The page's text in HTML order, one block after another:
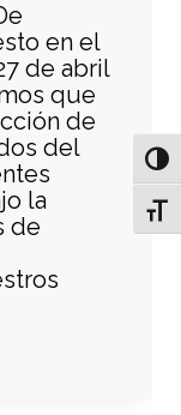
en el
de abril
que
de
del
la
de